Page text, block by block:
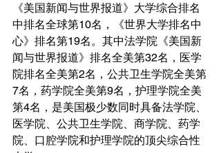
《美国新闻与世界报道》大学综合排名
中排名全球第10名，《世界大学排名中
心》排名第19名。其中法学院《美国新
闻与世界报道》排名全美第32名，医学
院排名全美第2名，公共卫生学院全美第
7名，药学院全美第9名，护理学院全美
第4名，是美国极少数同时具备法学院、
医学院、公共卫生学院、商学院、药学
院、口腔学院和护理学院的顶尖综合性